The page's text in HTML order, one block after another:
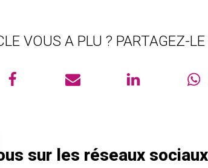
VOUS A PLU ? PARTAGEZ-LE
sur les réseaux